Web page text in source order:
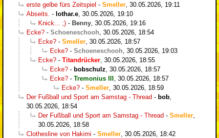
erste gelbe fürs Zeitspiel - Smeller 30.05.2026, 19:11
Abseits. - lothar.e 30.05.2026, 19:10
Knick... ;) - Benny 30.05.2026, 19:16
Ecke? - Schoeneschooh 30.05.2026, 18:54
Ecke? - Smeller 30.05.2026, 18:57
Ecke? - Schoeneschooh 30.05.2026, 19:03
Ecke? - Titandrücker 30.05.2026, 18:55
Ecke? - bobschulz 30.05.2026, 18:57
Ecke? - Tremonius III
30.05.2026, 18:57
Ecke? - Smeller 30.05.2026, 18:59
Der Fußball und Sport am Samstag - Thread - bob
30.05.2026, 18:54
Der Fußball und Sport am Samstag - Thread - Smeller
30.05.2026, 18:58
Clothesline von Hakimi - Smeller 30.05.2026, 18:42